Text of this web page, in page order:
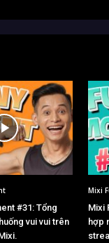
#31: Tổng
vui vui trên
Mixi
Mixi
hợp